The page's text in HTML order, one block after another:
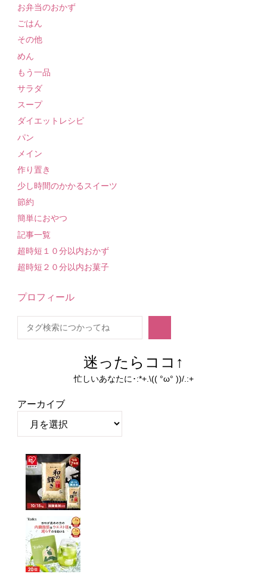
お弁当のおかず
ごはん
その他
めん
もう一品
サラダ
スープ
ダイエットレシピ
パン
メイン
作り置き
少し時間のかかるスイーツ
節約
簡単におやつ
記事一覧
超時短１０分以内おかず
超時短２０分以内お菓子
プロフィール
迷ったらココ↑
忙しいあなたに･:*+.\(( °ω° ))/.:+
アーカイブ